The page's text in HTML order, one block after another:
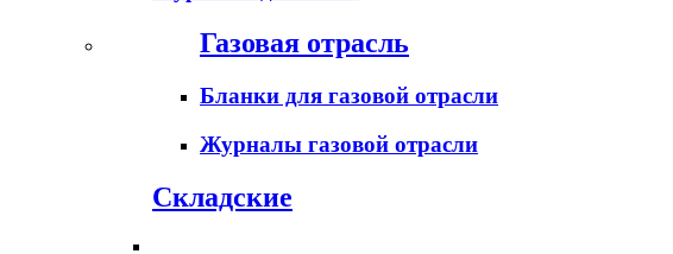
Газовая отрасль
Бланки для газовой отрасли
Журналы газовой отрасли
Складские